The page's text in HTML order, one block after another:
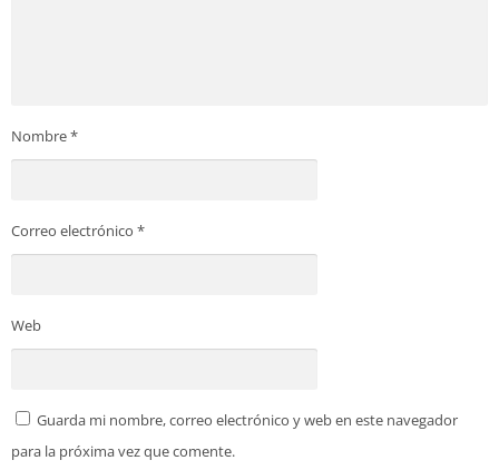
Nombre*
Correo electrónico *
Web
Guarda mi nombre, correo electrónico y web en este navegador
para la próxima vez que comente.